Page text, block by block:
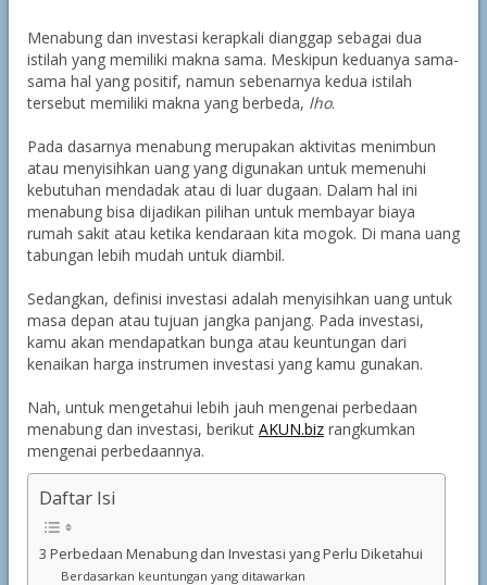
Menabung dan investasi kerapkali dianggap sebagai dua
istilah yang memiliki makna sama. Meskipun keduanya sama-
sama hal yang positif, namun sebenarnya kedua istilah
tersebut memiliki makna yang berbeda, lho.
Pada dasarnya menabung merupakan aktivitas menimbun
atau menyisihkan uang yang digunakan untuk memenuhi
kebutuhan mendadak atau di luar dugaan. Dalam hal ini
menabung bisa dijadikan pilihan untuk membayar biaya
rumah sakit atau ketika kendaraan kita mogok. Di mana uang
tabungan lebih mudah untuk diambil.
Sedangkan, definisi investasi adalah menyisihkan uang untuk
masa depan atau tujuan jangka panjang. Pada investasi,
kamu akan mendapatkan bunga atau keuntungan dari
kenaikan harga instrumen investasi yang kamu gunakan.
Nah, untuk mengetahui lebih jauh mengenai perbedaan
menabung dan investasi, berikut AKUN.bizrangkumkan
mengenai perbedaannya.
Daftar Isi
3 Perbedaan Menabung dan Investasi yang Perlu Diketahui
Berdasarkan keuntungan yang ditawarkan